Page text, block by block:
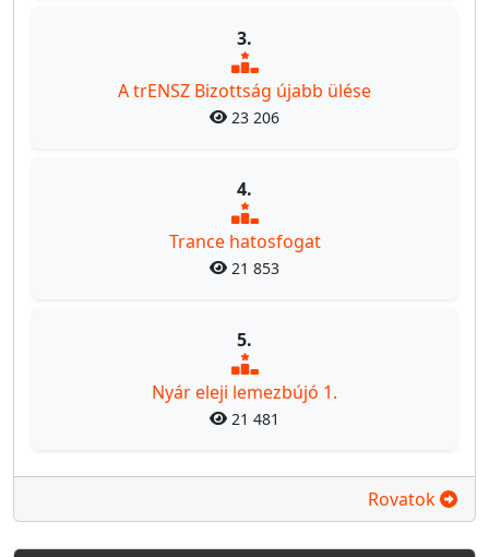
3.
A trENSZ Bizottság újabb ülése
23 206
4.
Trance hatosfogat
21 853
5.
Nyár eleji lemezbújó 1.
21 481
Rovatok